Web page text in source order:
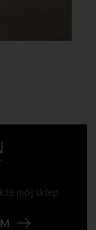
mój sklep